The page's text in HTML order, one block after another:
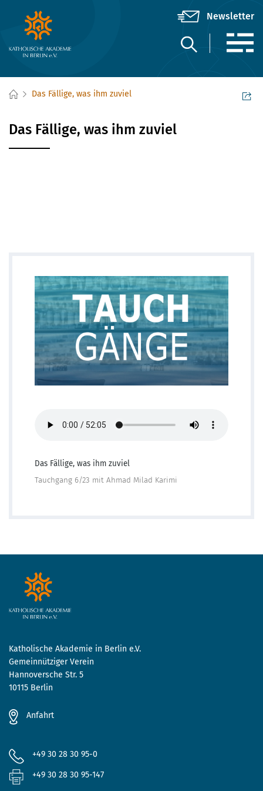
Das Fällige, was ihm zuviel
Das Fällige, was ihm zuviel
Das Fällige, was ihm zuviel
Tauchgang 6/23 mit Ahmad Milad Karimi
Katholische Akademie in Berlin e.V.
Gemeinnütziger Verein
Hannoversche Str. 5
10115 Berlin
Anfahrt
+49 30 28 30 95-0
+49 30 28 30 95-147